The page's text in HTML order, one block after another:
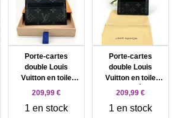
Porte-cartes
double Louis
Vuitton en toile
monogram et cuir
209,99 €
1 en stock
Porte-cartes
double Louis
Vuitton en toile
Monogram Éclipse
209,99 €
1 en stock